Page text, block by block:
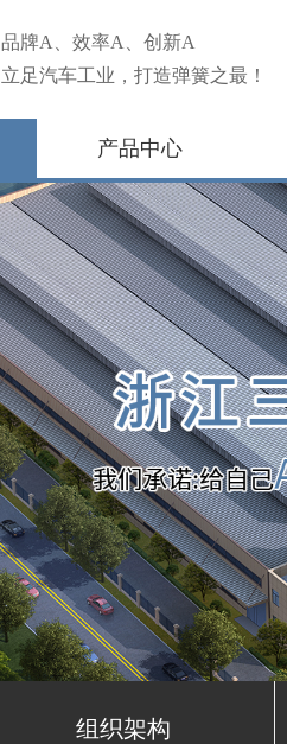
品牌A、效率A、创新A
立足汽车工业，打造弹簧之最！
产品中心
组织架构